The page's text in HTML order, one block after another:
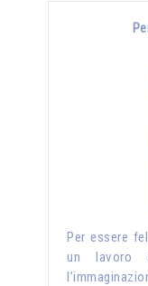
Per essere
un lavoro